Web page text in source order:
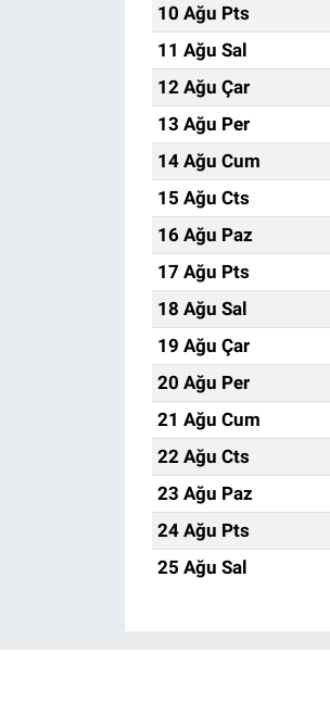
10 Ağu Pts
11 Ağu Sal
12 Ağu Çar
13 Ağu Per
14 Ağu Cum
15 Ağu Cts
16 Ağu Paz
17 Ağu Pts
18 Ağu Sal
19 Ağu Çar
20 Ağu Per
21 Ağu Cum
22 Ağu Cts
23 Ağu Paz
24 Ağu Pts
25 Ağu Sal